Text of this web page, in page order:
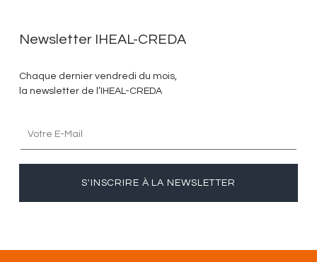
Newsletter IHEAL-CREDA
Chaque dernier vendredi du mois,
la newsletter de l’IHEAL-CREDA
S'INSCRIRE À LA NEWSLETTER